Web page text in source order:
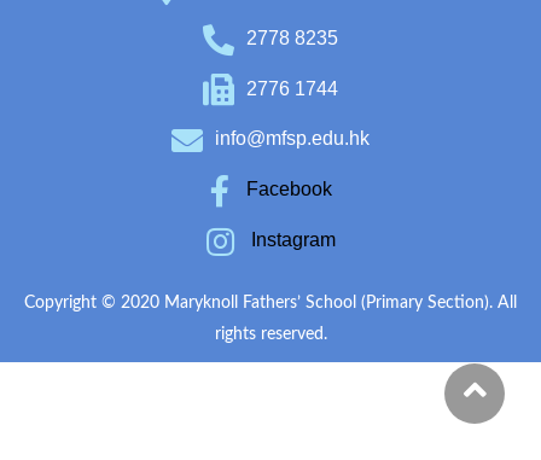
2778 8235
2776 1744
info@mfsp.edu.hk
Facebook
Instagram
Copyright © 2020 Maryknoll Fathers’ School (Primary Section). All
rights reserved.